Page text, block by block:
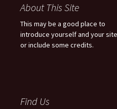
About This Site
This may be a good place to
introduce yourself and your site
or include some credits.
Find Us